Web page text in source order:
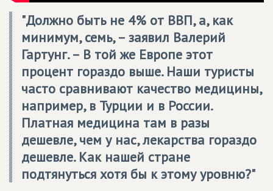
"Должно быть не 4% от ВВП, а, как
минимум, семь, – заявил Валерий
Гартунг. – В той же Европе этот
процент гораздо выше. Наши туристы
часто сравнивают качество медицины,
например, в Турции и в России.
Платная медицина там в разы
дешевле, чем у нас, лекарства гораздо
дешевле. Как нашей стране
подтянуться хотя бы к этому уровню?"